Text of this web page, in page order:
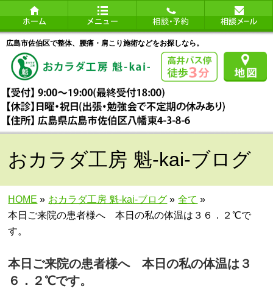
広島市佐伯区で整体、腰痛・肩こり施術などをお探しなら。
おカラダ工房 魁-kai-ブログ
HOME » おカラダ工房 魁-kai-ブログ » 全て »
本日ご来院の患者様へ 本日の私の体温は３６．２℃で
す。
本日ご来院の患者様へ 本日の私の体温は３
６．２℃です。